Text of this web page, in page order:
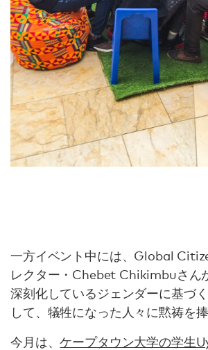
一方イベント中には、Global
レクター・Chebet Chikimbuさん
深刻化しているジェンダーに基づ
して、犠牲になった人々に黙祷を捧
今月は、ケープタウン大学の学生